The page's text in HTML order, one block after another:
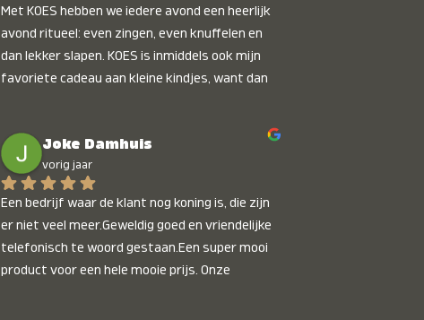
Met KOES hebben we iedere avond een heerlijk
avond ritueel: even zingen, even knuffelen en
dan lekker slapen. KOES is inmiddels ook mijn
favoriete cadeau aan kleine kindjes, want dan
onbetaalbaar :)
Joke Damhuis
vorig jaar
Een bedrijf waar de klant nog koning is, die zijn
er niet veel meer.Geweldig goed en vriendelijke
telefonisch te woord gestaan.Een super mooi
product voor een hele mooie prijs. Onze